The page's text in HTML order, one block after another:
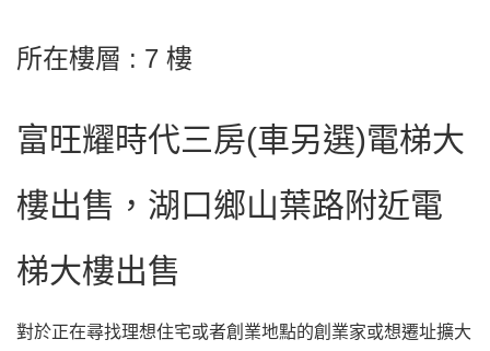
所在樓層 : 7 樓
富旺耀時代三房(車另選)電梯大
樓出售，湖口鄉山葉路附近電
梯大樓出售
對於正在尋找理想住宅或者創業地點的創業家或想遷址擴大